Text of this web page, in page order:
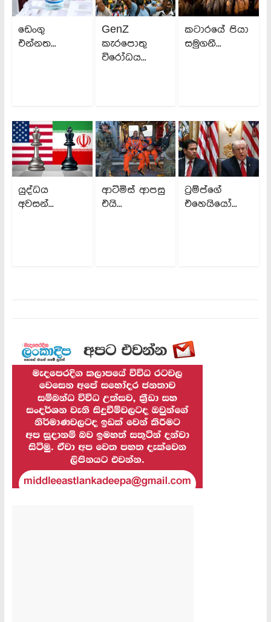
ඩෙංගු
එන්නත...
GenZ
කැරපොතු
විරෝධය...
කටාරයේ පියා
සමුගනී...
යුද්ධය
අවසන්...
ආටිමිස් ආපසු
එයි...
ට්‍රම්ප්ගේ
එහෙයියෝ...